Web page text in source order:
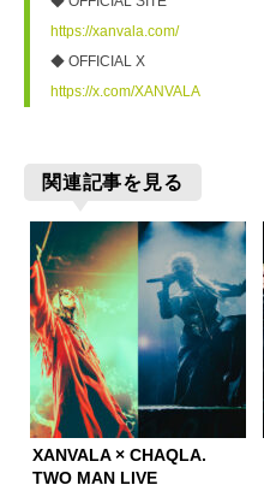
https://xanvala.com/
◆ OFFICIAL X
https://x.com/XANVALA
関連記事を見る
XANVALA × CHAQLA.
TWO MAN LIVE